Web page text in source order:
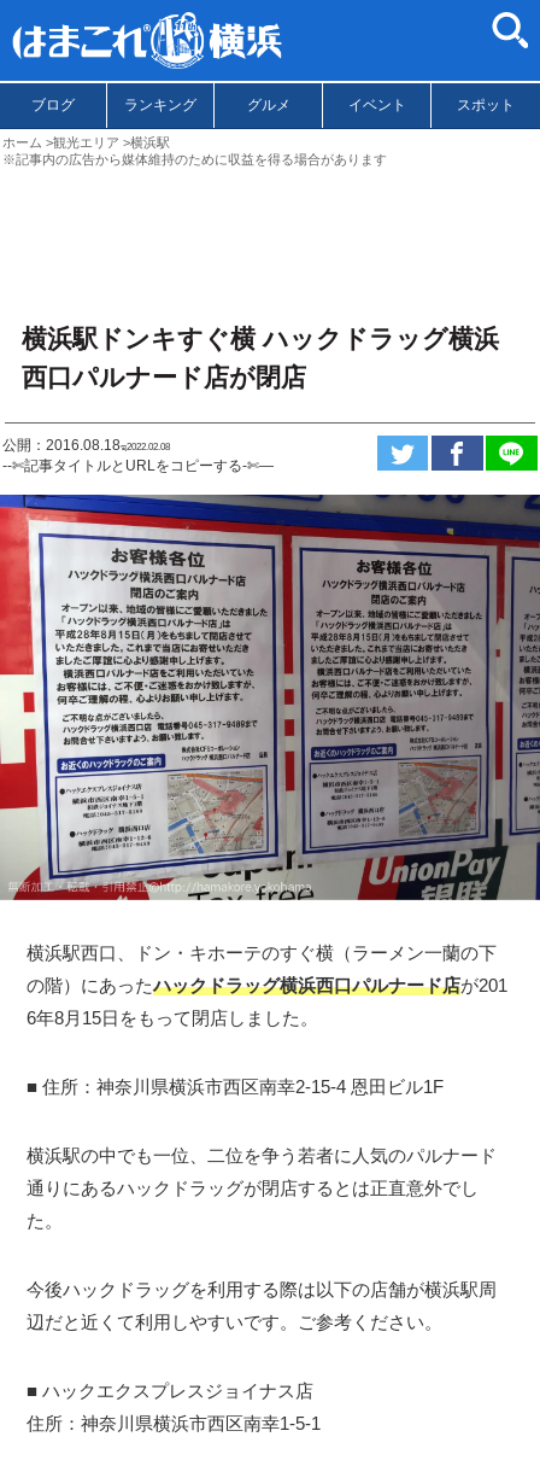
ブログ ランキング グルメ イベント スポット
ホーム 観光エリア
横浜駅
※記事内の広告から媒体維持のために収益を得る場合があります
横浜駅ドンキすぐ横 ハックドラッグ横浜
西口パルナード店が閉店
公開：2016.08.18ಇ2022.02.08
--✄記事タイトルとURLをコピーする-✄—
横浜駅西口、ドン・キホーテのすぐ横（ラーメン一蘭の下
の階）にあったハックドラッグ横浜西口パルナード店が201
6年8月15日をもって閉店しました。
■ 住所：神奈川県横浜市西区南幸2-15-4 恩田ビル1F
横浜駅の中でも一位、二位を争う若者に人気のパルナード
通りにあるハックドラッグが閉店するとは正直意外でし
た。
今後ハックドラッグを利用する際は以下の店舗が横浜駅周
辺だと近くて利用しやすいです。ご参考ください。
■ ハックエクスプレスジョイナス店
住所：神奈川県横浜市西区南幸1-5-1